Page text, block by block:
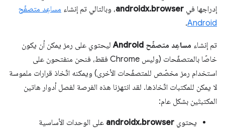
إدراجها في androidx.browser، وبالتالي تم إنشاء مساعِد متصفّح
Android
.
تم إنشاء مساعِد متصفّح Android
ليحتوي على رمز يمكن أن يكون
خاصًا بالمتصفّحات (وليس Chrome فقط، فنحن منفتحون على
استخدام رمز مخصّص للمتصفّحات الأخرى) ويمكنه اتّخاذ قرارات ملموسة
لا يمكن للمكتبات اتّخاذها. لقد انتهزنا هذه الفرصة لفصل أدوار هاتين
المكتبتَين بشكل عام:
يحتوي androidx.browser على الوحدات الأساسية